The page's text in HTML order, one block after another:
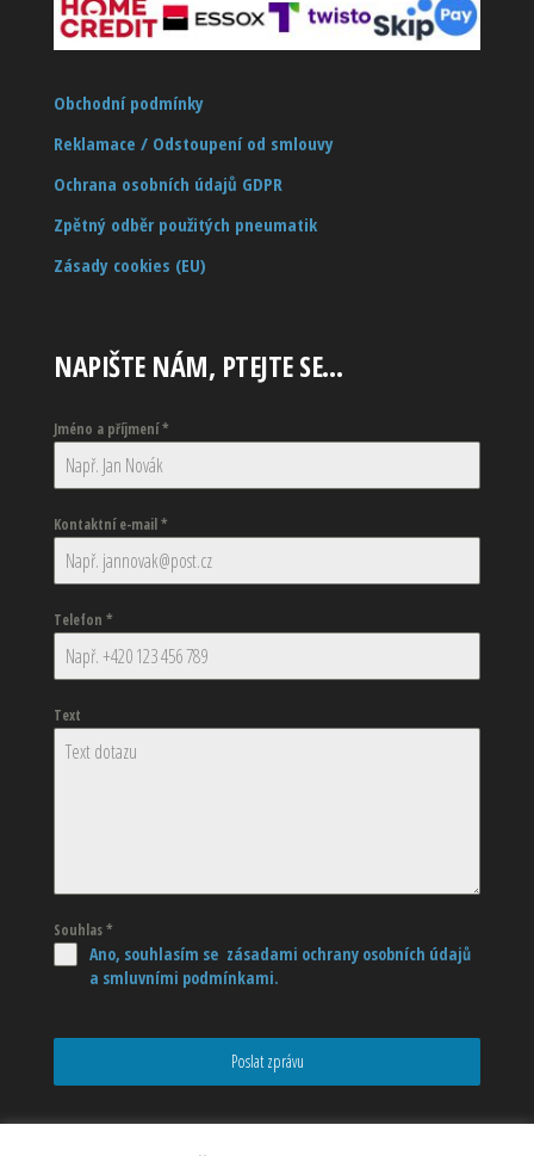
Obchodní podmínky
Reklamace / Odstoupení od smlouvy
Ochrana osobních údajů GDPR
Zpětný odběr použitých pneumatik
Zásady cookies (EU)
NAPIŠTE NÁM, PTEJTE SE…
Jméno a příjmení*
Kontaktní e-mail*
Telefon *
Text
Souhlas*
Ano, souhlasím se zásadami ochrany osobních údajů
a smluvními podmínkami.
Poslat zprávu